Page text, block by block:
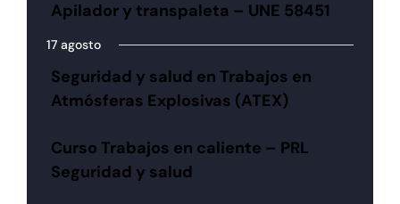
Apilador y transpaleta – UNE 58451
17 agosto
Seguridad y salud en Trabajos en
Atmósferas Explosivas (ATEX)
Curso Trabajos en caliente – PRL
Seguridad y salud